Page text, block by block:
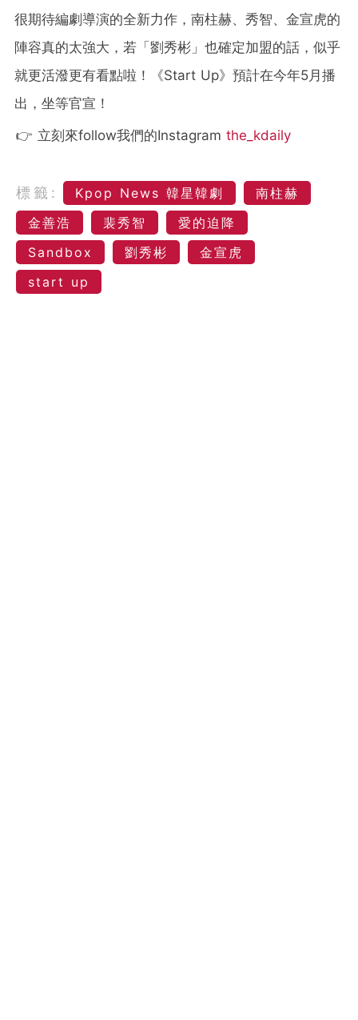
很期待編劇導演的全新力作，南柱赫、秀智、金宣虎的
陣容真的太強大，若「劉秀彬」也確定加盟的話，似乎
就更活潑更有看點啦！《Start Up》預計在今年5月播
出，坐等官宣！
👉 立刻來follow我們的Instagram the_kdaily
標籤: Kpop News 韓星韓劇
南柱赫
金善浩
裴秀智
愛的迫降
Sandbox
劉秀彬
金宣虎
start up